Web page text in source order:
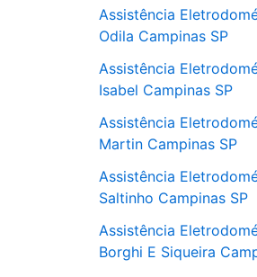
Assistência
Odila Campinas SP
Assistência
Isabel Campinas SP
Assistência
Martin Campinas SP
Assistência
Saltinho Campinas SP
Assistência
Borghi E Siqueira